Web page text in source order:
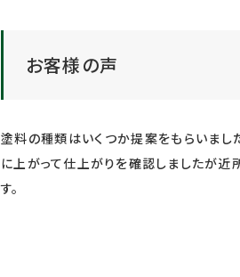
お客様の声
塗料の種類はいくつか提案をもらいまし
に上がって仕上がりを確認しましたが近
す。